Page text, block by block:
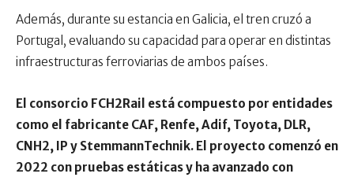
Además, durante su estancia en Galicia, el tren cruzó a
Portugal, evaluando su capacidad para operar en distintas
infraestructuras ferroviarias de ambos países.
El consorcio FCH2Rail está compuesto por entidades
como el fabricante CAF, Renfe, Adif, Toyota, DLR,
CNH2, IP y StemmannTechnik. El proyecto comenzó en
2022 con pruebas estáticas y ha avanzado con